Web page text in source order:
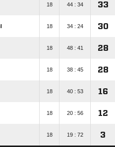
18 44 : 34 33
18 34 : 24 30
18 48 : 41 28
18 38 : 45 28
18 40 : 53 16
18 20 : 56 12
18 19 : 72 3